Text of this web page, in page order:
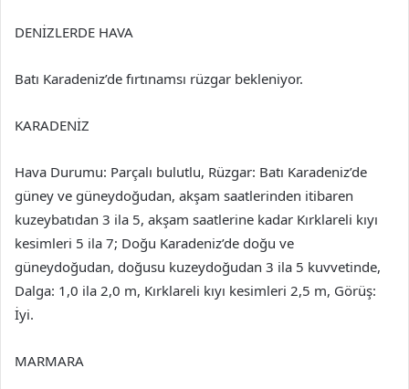
DENİZLERDE HAVA
Batı Karadeniz’de fırtınamsı rüzgar bekleniyor.
KARADENİZ
Hava Durumu: Parçalı bulutlu, Rüzgar: Batı Karadeniz’de
güney ve güneydoğudan, akşam saatlerinden itibaren
kuzeybatıdan 3 ila 5, akşam saatlerine kadar Kırklareli kıyı
kesimleri 5 ila 7; Doğu Karadeniz’de doğu ve
güneydoğudan, doğusu kuzeydoğudan 3 ila 5 kuvvetinde,
Dalga: 1,0 ila 2,0 m, Kırklareli kıyı kesimleri 2,5 m, Görüş:
İyi.
MARMARA